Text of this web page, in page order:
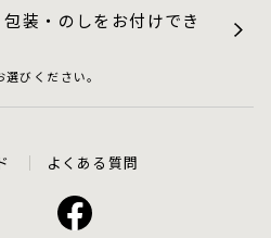
装・のしをお付けでき
びください。
よくある質問